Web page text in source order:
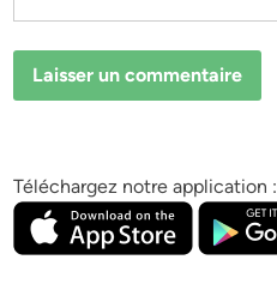
Téléchargez notre application :